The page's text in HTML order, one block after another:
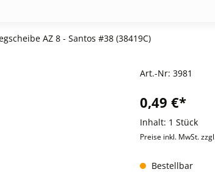
AZ 8 - Santos #38 (38419C)
Art.-Nr: 3981
0,49 €*
Inhalt: 1 Stück
Preise inkl. MwSt.
Bestellbar